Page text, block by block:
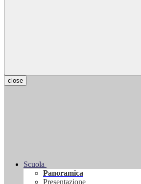
close
Scuola
Panoramica
Presentazione